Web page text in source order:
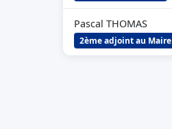
Pascal THOMAS
2ème adjoint au Maire